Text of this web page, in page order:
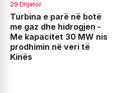
29 Dhjetor
Turbina e parë në botë
me gaz dhe hidrogjen -
Me kapacitet 30 MW nis
prodhimin në veri të
Kinës